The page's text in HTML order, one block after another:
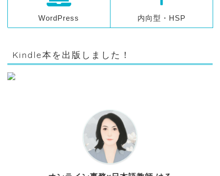
WordPress 内向型・HSP
Kindle本を出版しました！